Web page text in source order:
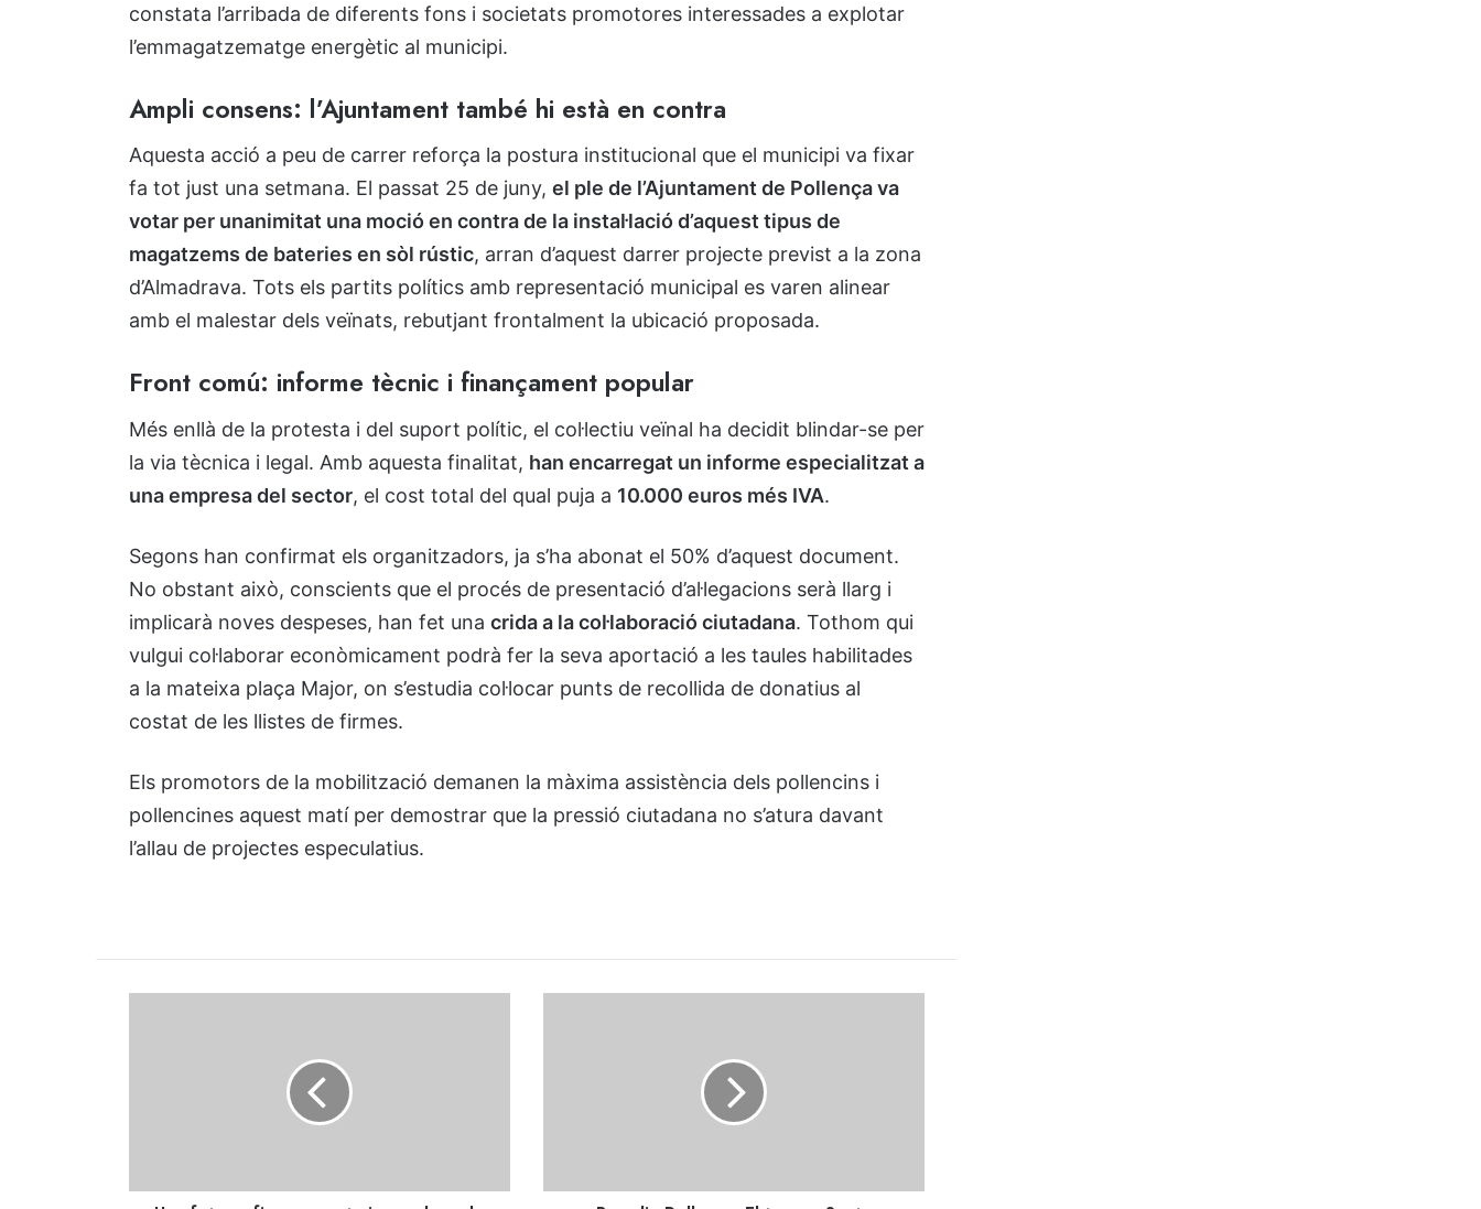
constata l’arribada de diferents fons i societats promotores interessades a explotar
l’emmagatzematge energètic al municipi.
Ampli consens: l’Ajuntament també hi està en contra
Aquesta acció a peu de carrer reforça la postura institucional que el municipi va fixar
fa tot just una setmana. El passat 25 de juny, el ple de l’Ajuntament de Pollença va
votar per unanimitat una moció en contra de la instal·lació d’aquest tipus de
magatzems de bateries en sòl rústic, arran d’aquest darrer projecte previst a la zona
d’Almadrava. Tots els partits polítics amb representació municipal es varen alinear
amb el malestar dels veïnats, rebutjant frontalment la ubicació proposada.
Front comú: informe tècnic i finançament popular
Més enllà de la protesta i del suport polític, el col·lectiu veïnal ha decidit blindar-se per
la via tècnica i legal. Amb aquesta finalitat, han encarregat un informe especialitzat a
una empresa del sector, el cost total del qual puja a 10.000 euros més IVA.
Segons han confirmat els organitzadors, ja s’ha abonat el 50% d’aquest document.
No obstant això, conscients que el procés de presentació d’al·legacions serà llarg i
implicarà noves despeses, han fet una crida a la col·laboració ciutadana. Tothom qui
vulgui col·laborar econòmicament podrà fer la seva aportació a les taules habilitades
a la mateixa plaça Major, on s’estudia col·locar punts de recollida de donatius al
costat de les llistes de firmes.
Els promotors de la mobilització demanen la màxima assistència dels pollencins i
pollencines aquest matí per demostrar que la pressió ciutadana no s’atura davant
l’allau de projectes especulatius.
toros:
l'actualitat